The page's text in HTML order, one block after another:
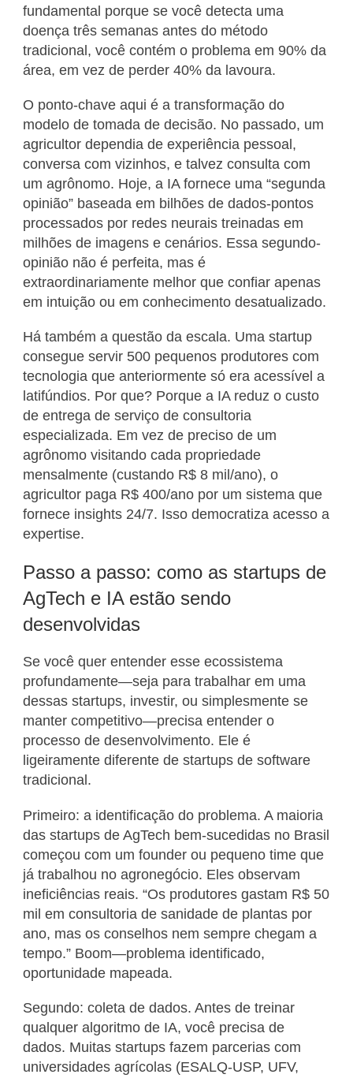
fundamental porque se você detecta uma
doença três semanas antes do método
tradicional, você contém o problema em 90% da
área, em vez de perder 40% da lavoura.
O ponto-chave aqui é a transformação do
modelo de tomada de decisão. No passado, um
agricultor dependia de experiência pessoal,
conversa com vizinhos, e talvez consulta com
um agrônomo. Hoje, a IA fornece uma “segunda
opinião” baseada em bilhões de dados-pontos
processados por redes neurais treinadas em
milhões de imagens e cenários. Essa segundo-
opinião não é perfeita, mas é
extraordinariamente melhor que confiar apenas
em intuição ou em conhecimento desatualizado.
Há também a questão da escala. Uma startup
consegue servir 500 pequenos produtores com
tecnologia que anteriormente só era acessível a
latifúndios. Por que? Porque a IA reduz o custo
de entrega de serviço de consultoria
especializada. Em vez de preciso de um
agrônomo visitando cada propriedade
mensalmente (custando R$ 8 mil/ano), o
agricultor paga R$ 400/ano por um sistema que
fornece insights 24/7. Isso democratiza acesso a
expertise.
Passo a passo: como as startups de
AgTech e IA estão sendo
desenvolvidas
Se você quer entender esse ecossistema
profundamente—seja para trabalhar em uma
dessas startups, investir, ou simplesmente se
manter competitivo—precisa entender o
processo de desenvolvimento. Ele é
ligeiramente diferente de startups de software
tradicional.
Primeiro: a identificação do problema. A maioria
das startups de AgTech bem-sucedidas no Brasil
começou com um founder ou pequeno time que
já trabalhou no agronegócio. Eles observam
ineficiências reais. “Os produtores gastam R$ 50
mil em consultoria de sanidade de plantas por
ano, mas os conselhos nem sempre chegam a
tempo.” Boom—problema identificado,
oportunidade mapeada.
Segundo: coleta de dados. Antes de treinar
qualquer algoritmo de IA, você precisa de
dados. Muitas startups fazem parcerias com
universidades agrícolas (ESALQ-USP, UFV,